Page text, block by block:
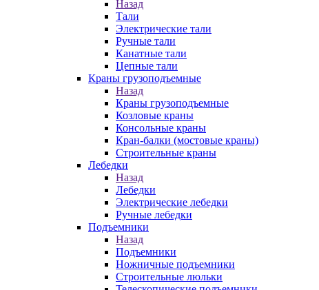
Назад
Тали
Электрические тали
Ручные тали
Канатные тали
Цепные тали
Краны грузоподъемные
Назад
Краны грузоподъемные
Козловые краны
Консольные краны
Кран-балки (мостовые краны)
Строительные краны
Лебедки
Назад
Лебедки
Электрические лебедки
Ручные лебедки
Подъемники
Назад
Подъемники
Ножничные подъемники
Строительные люльки